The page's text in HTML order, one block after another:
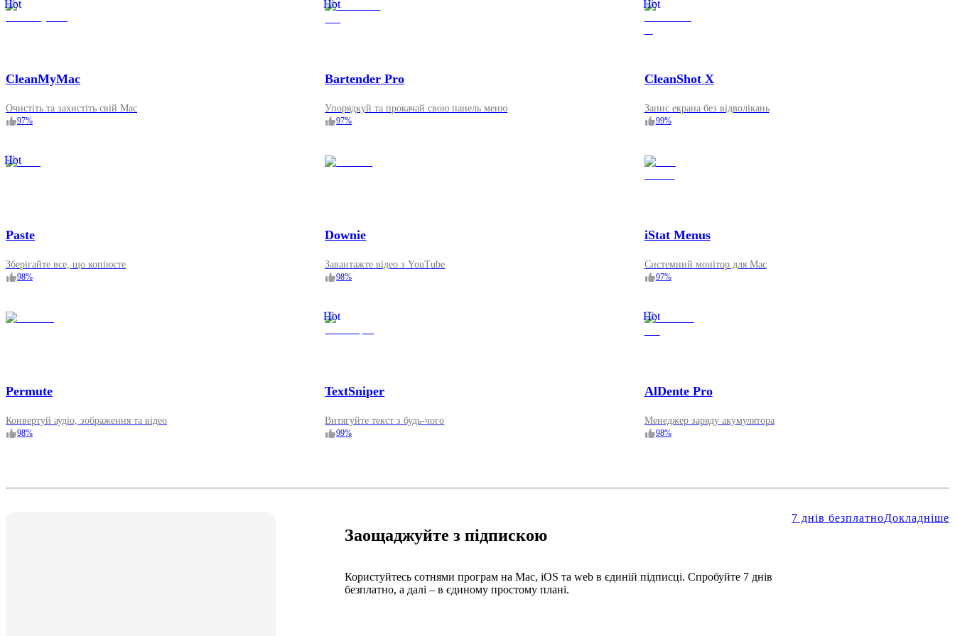
Заощаджуйте з підпискою
Користуйтесь сотнями програм на Mac, iOS та web в єдиній підписці. Спробуйте 7 днів
безплатно, а далі – в єдиному простому плані.
7 днів безплатноДокладніше
Hot
CleanMyMac
Очистіть та захистіть свій Mac
97%
Hot
Bartender Pro
Упорядкуй та прокачай свою панель меню
97%
Hot
CleanShot X
Запис екрана без відволікань
99%
Hot
Paste
Зберігайте все, що копіюєте
98%
Downie
Завантажте відео з YouTube
98%
iStat Menus
Системний монітор для Mac
97%
Permute
Конвертуй аудіо, зображення та відео
98%
Hot
TextSniper
Витягуйте текст з будь-чого
99%
Hot
AlDente Pro
Менеджер заряду акумулятора
98%